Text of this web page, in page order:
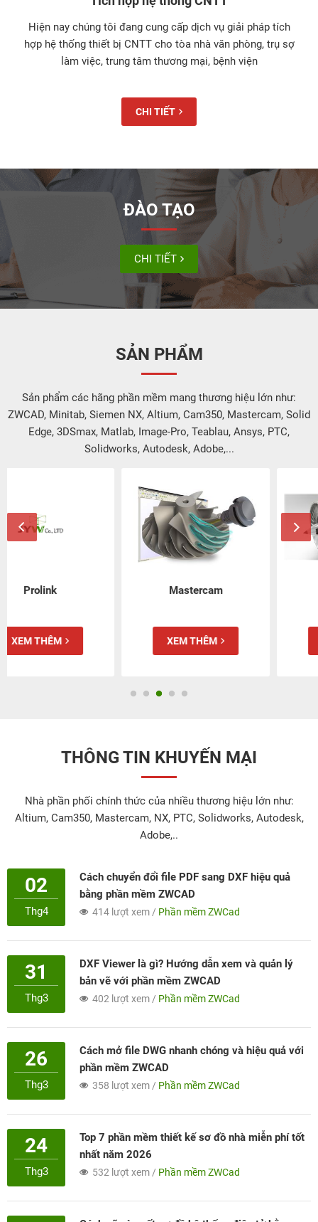
Hiện nay chúng tôi đang cung cấp dịch vụ giải pháp tích
hợp hệ thống thiết bị CNTT cho tòa nhà văn phòng, trụ sợ
làm việc, trung tâm thương mại, bệnh viện
CHI TIẾT
ĐÀO TẠO
CHI TIẾT
SẢN PHẨM
Sản phẩm các hãng phần mềm mang thương hiệu lớn như:
ZWCAD, Minitab, Siemen NX, Altium, Cam350, Mastercam, Solid
Edge, 3DSmax, Matlab, Image-Pro, Teablau, Ansys, PTC,
Solidworks, Autodesk, Adobe,...
Mastercam
XEM THÊM
Solidworks
XEM THÊM
THÔNG TIN KHUYẾN MẠI
Nhà phần phối chính thức của nhiều thương hiệu lớn như:
Altium, Cam350, Mastercam, NX, PTC, Solidworks, Autodesk,
Adobe,..
02
Thg4
Cách chuyển đổi file PDF sang DXF hiệu quả
bằng phần mềm ZWCAD
414 lượt xem / Phần mềm ZWCad
31
Thg3
DXF Viewer là gì? Hướng dẫn xem và quản lý
bản vẽ với phần mềm ZWCAD
402 lượt xem / Phần mềm ZWCad
26
Thg3
Cách mở file DWG nhanh chóng và hiệu quả với
phần mềm ZWCAD
358 lượt xem / Phần mềm ZWCad
24
Thg3
Top 7 phần mềm thiết kế sơ đồ nhà miễn phí tốt
nhất năm 2026
532 lượt xem / Phần mềm ZWCad